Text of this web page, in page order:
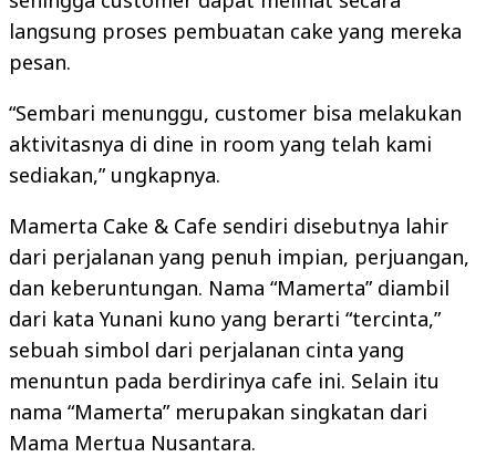
langsung proses pembuatan cake yang mereka
pesan.
“Sembari menunggu, customer bisa melakukan
aktivitasnya di dine in room yang telah kami
sediakan,” ungkapnya.
Mamerta Cake & Cafe sendiri disebutnya lahir
dari perjalanan yang penuh impian, perjuangan,
dan keberuntungan. Nama “Mamerta” diambil
dari kata Yunani kuno yang berarti “tercinta,”
sebuah simbol dari perjalanan cinta yang
menuntun pada berdirinya cafe ini. Selain itu
nama “Mamerta” merupakan singkatan dari
Mama Mertua Nusantara.